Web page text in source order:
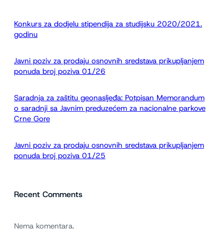
g
Konkurs za dodjelu stipendija za studijsku 2020/2021.
godinu
Javni poziv za prodaju osnovnih sredstava prikupljanjem
ponuda broj poziva 01/26
Saradnja za zaštitu geonasljeđa: Potpisan Memorandum
o saradnji sa Javnim preduzećem za nacionalne parkove
Crne Gore
Javni poziv za prodaju osnovnih sredstava prikupljanjem
ponuda broj poziva 01/25
Recent Comments
Nema komentara.